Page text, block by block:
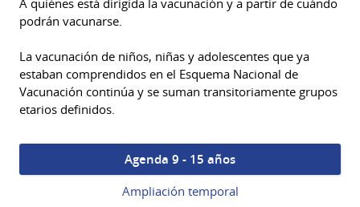
A quiénes está dirigida la vacunación y a partir de cuándo
podrán vacunarse.
La vacunación de niños, niñas y adolescentes que ya
estaban comprendidos en el Esquema Nacional de
Vacunación continúa y se suman transitoriamente grupos
etarios definidos.
Agenda 9 - 15 años
Ampliación temporal